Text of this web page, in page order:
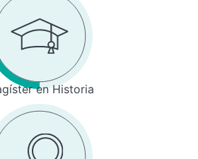
en Historia